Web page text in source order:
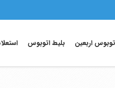
اربعین بلیط اتوبوس